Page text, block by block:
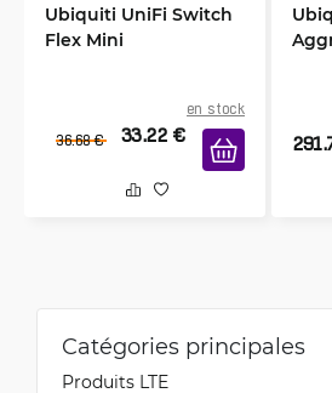
Ubiquiti UniFi Switch
Flex Mini
en stock
36.68 € 33.22 €
Catégories principales
Produits LTE